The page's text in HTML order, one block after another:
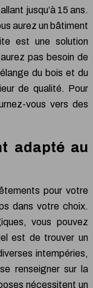
jusqu’à 15 ans.
aurez un bâtiment
est une solution
pas besoin de
du bois et du
de qualité. Pour
vous vers des
adapté au
pour votre
dans votre choix.
vous pouvez
est de trouver un
intempéries,
renseigner sur la
nécessitent un